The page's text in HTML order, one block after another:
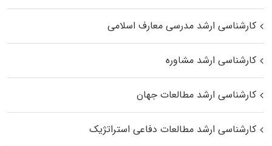
کارشناسی ارشد مدرسی معارف اسلامی
کارشناسی ارشد مشاوره
کارشناسی ارشد مطالعات جهان
کارشناسی ارشد مطالعات دفاعی استراتژیک